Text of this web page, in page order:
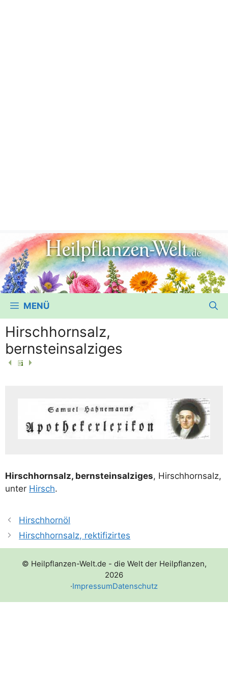
MENÜ
Hirschhornsalz,
bernsteinsalziges
Hirsch­horn­salz, bern­st­ein­sal­zi­ges, Hirsch­horn­salz,
unter Hirsch.
Hirschhornöl
Hirschhornsalz, rektifizirtes
© Heilpflanzen-Welt.de - die Welt der Heilpflanzen,
2026
·ImpressumDatenschutz